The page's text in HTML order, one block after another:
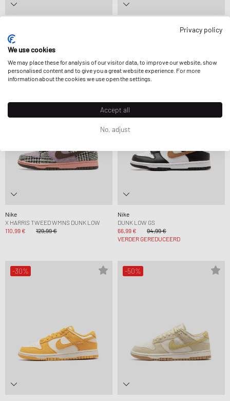
62,99 €
VERDER GEREDUCEERD
X HARRIS TWEED WMNS DUNK LOW
-15%
Nike
X HARRIS TWEED WMNS DUNK LOW
110,99 €
129,99 €
-29%
Nike
DUNK LOW GS
66,99 €
94,99 €
VERDER GEREDUCEERD
-30% -50%
Privacy policy
We use cookies
We may place these for analysis of our visitor data, to improve our website, show
personalised content and to give you a great website experience. For more
information about the cookies we use open the settings.
Accept all
No, adjust